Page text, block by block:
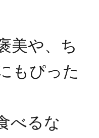
美や、ち
もぴった
べるな